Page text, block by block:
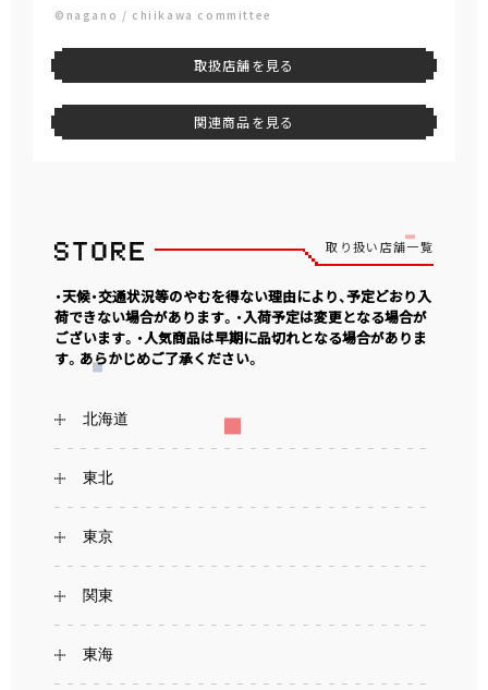
©nagano / chiikawa committee
取扱店舗を見る
関連商品を見る
取り扱い店舗一覧
・天候・交通状況等のやむを得ない理由により、予定どおり入
荷できない場合があります。・入荷予定は変更となる場合が
ございます。・人気商品は早期に品切れとなる場合がありま
す。あらかじめご了承ください。
北海道
東北
東京
関東
東海